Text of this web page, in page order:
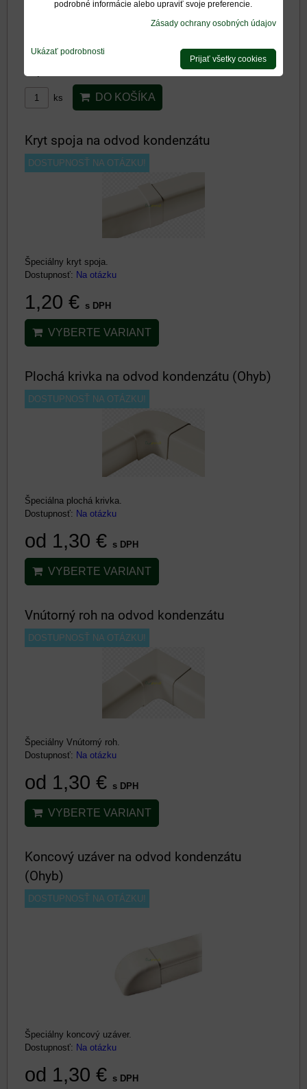
Špeciálna základňa kanála a kryt. 35x30mm
ks DO KOŠÍKA
Kryt spoja na odvod kondenzátu
DOSTUPNOSŤ NA OTÁZKU!
Špeciálny kryt spoja.
Dostupnosť: Na otázku
1,20 € s DPH
VYBERTE VARIANT
Plochá krivka na odvod kondenzátu (Ohyb)
DOSTUPNOSŤ NA OTÁZKU!
Špeciálna plochá krivka.
Dostupnosť: Na otázku
od 1,30 € s DPH
VYBERTE VARIANT
Vnútorný roh na odvod kondenzátu
DOSTUPNOSŤ NA OTÁZKU!
Špeciálny Vnútorný roh.
Dostupnosť: Na otázku
od 1,30 € s DPH
VYBERTE VARIANT
Koncový uzáver na odvod kondenzátu
(Ohyb)
DOSTUPNOSŤ NA OTÁZKU!
Špeciálny koncový uzáver.
Dostupnosť: Na otázku
od 1,30 € s DPH
podrobné informácie alebo upraviť svoje preferencie.
Zásady ochrany osobných údajov
Ukázať podrobnosti
Prijať všetky cookies